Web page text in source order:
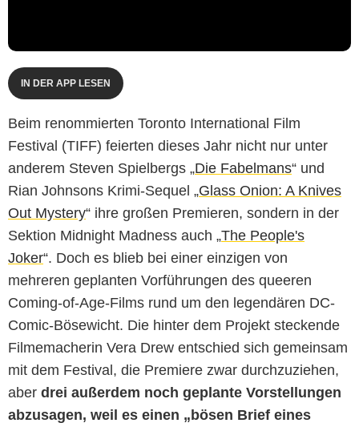
IN DER APP LESEN
Beim renommierten Toronto International Film
Festival (TIFF) feierten dieses Jahr nicht nur unter
anderem Steven Spielbergs „Die Fabelmans“ und
Rian Johnsons Krimi-Sequel „Glass Onion: A Knives
Out Mystery“ ihre großen Premieren, sondern in der
Sektion Midnight Madness auch „The People's
Joker“. Doch es blieb bei einer einzigen von
mehreren geplanten Vorführungen des queeren
Coming-of-Age-Films rund um den legendären DC-
Comic-Bösewicht. Die hinter dem Projekt steckende
Filmemacherin Vera Drew entschied sich gemeinsam
mit dem Festival, die Premiere zwar durchzuziehen,
aber drei außerdem noch geplante Vorstellungen
abzusagen, weil es einen „bösen Brief eines